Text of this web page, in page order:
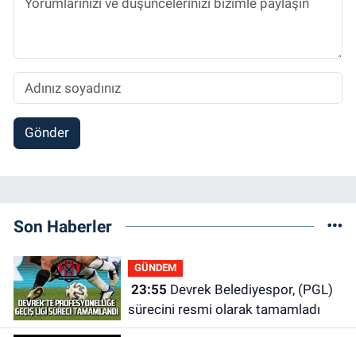
Gönder
Son Haberler
GÜNDEM
23:55
sürecini resmi olarak tamamladı